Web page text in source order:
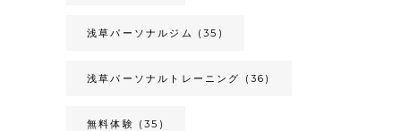
浅草パーソナルジム (35)
浅草パーソナルトレーニング (36)
無料体験 (35)